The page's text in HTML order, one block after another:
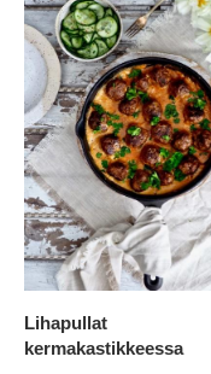
Lihapullat
kermakastikkeessa